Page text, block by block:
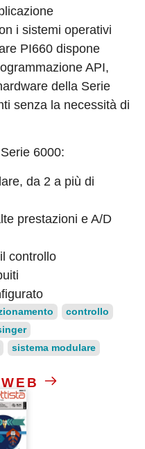
i sistemi operativi
PI660 dispone
API,
della Serie
senza la necessità di
6000:
da 2 a più di
prestazioni e A/D
controllo
controllo
sistema modulare